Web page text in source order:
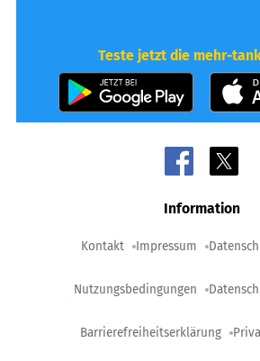
Teste jetzt die mehr-
Information
Kontakt Impressum
Nutzungsbedingungen
Barrierefreiheitserklärung